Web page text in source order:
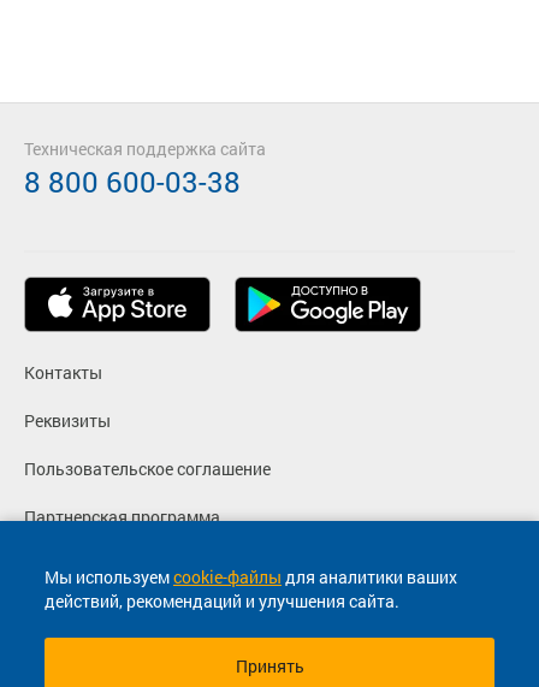
Мы используемcookie-файлы для аналитики ваших
действий, рекомендаций и улучшения сайта.
Принять
Контакты
Реквизиты
Пользовательское соглашение
Партнерская программа
Политика конфиденциальности
Согласие на маркетинговые сообщения
Техническая поддержка сайта
8 800 600-03-38